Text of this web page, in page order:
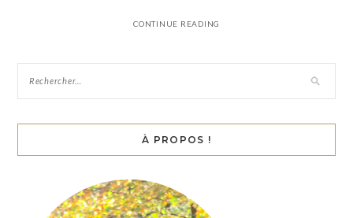
CONTINUE READING
À PROPOS !